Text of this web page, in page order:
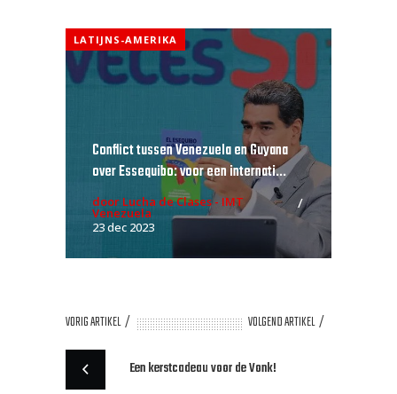
LATIJNS-AMERIKA
Conflict tussen Venezuela en Guyana
over Essequibo: voor een internati...
door Lucha de Clases - IMT
Venezuela
23 dec 2023
VORIG ARTIKEL VOLGEND ARTIKEL
Een kerstcadeau voor de Vonk!